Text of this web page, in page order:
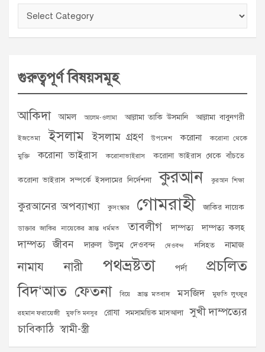
Categories
গুরুত্বপূর্ণ বিষয়সমূহ
আকিদা আমল আলেম-ওলামা আল্লামা তাকি উসমানি আল্লামা বাবুনগরী
ইজতেমা ইসলাম ইসলাম গ্রহণ উপদেশ করোনা করোনা থেকে
মুক্তি করোনা ভাইরাস করোনাভাইরাস করোনা ভাইরাস থেকে বাঁচতে
করোনা ভাইরাস সম্পর্কে ইসলামের নির্দেশনা কুরআন কুরআন শিক্ষা
কুরআনের অপব্যাখ্যা কুসংস্কার গোমরাহী জাকির নায়েক
ডাক্তার জাকির নায়েকের ভ্রান্ত ধর্মমত তাবলীগ দাম্পত্য দাম্পত্য কলহ
দাম্পত্য জীবন দারুল উলুম দেওবন্দ দেওবন্দ নসিহত নামাজ
নামায নারী পথভ্রষ্টতা পর্দা
প্রচলিত
বিদ‘আত ফেতনা বিয়ে ভ্রান্ত মতবাদ মসজিদ মুফতি লুৎফুর
রহমান ফরায়েজী মুফতি মনসুর রোযা সমসাময়িক মাসআলা
সুখী দাম্পত্যের
চাবিকাঠি স্বামী-স্ত্রী